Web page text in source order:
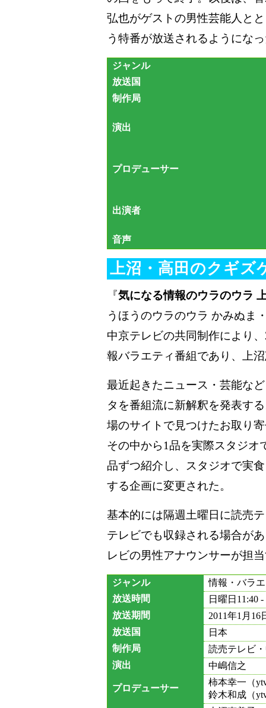
弘也がゲストの男性芸能人と
う特番が放送されるようにな
ジャンル
放送国
制作局
演出
プロデューサー
出演者
音声
上沼・高田のクギズ
『気になる情報のウラのウラ
うほうのウラのウラ かみぬま
中京テレビの共同制作により
報バラエティ番組であり、上
最近起きたニュース・芸能な
タを番組流に新解釈を発表す
場のサイトで見つけたお取り
その中から1品を実際スタジオ
品ずつ紹介し、スタジオで実
する企画に変更された。
基本的には隔週土曜日に読売
テレビでも収録される場合が
レビの男性アナウンサーが担
ジャンル
情報・バラ
放送時間
日曜日11:40
放送期間
2011年1月16
放送国
日本
制作局
読売テレビ
演出
中嶋信之
プロデューサー
柿本幸一（
鈴木和成（